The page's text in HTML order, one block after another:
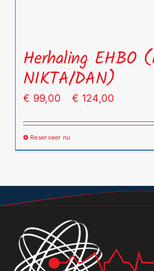
Herhaling EHBO
NIKTA/DAN)
€ 99,00 € 124,00
€
Reserveer nuDit
meerdere
variaties.
Deze
optie
kan